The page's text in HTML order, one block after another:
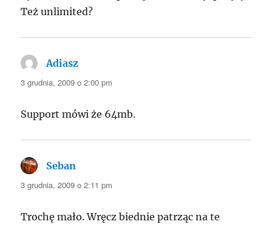
Też unlimited?
Adiasz
3 grudnia, 2009 o 2:00 pm
Support mówi że 64mb.
Seban
3 grudnia, 2009 o 2:11 pm
Trochę mało. Wręcz biednie patrząc na te